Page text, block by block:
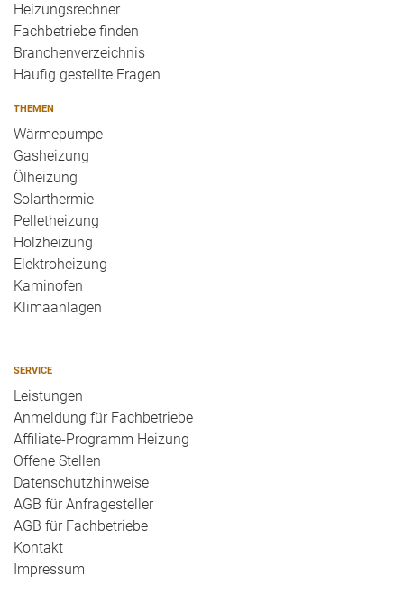
Heizungsrechner
Fachbetriebe finden
Branchenverzeichnis
Häufig gestellte Fragen
THEMEN
Wärmepumpe
Gasheizung
Ölheizung
Solarthermie
Pelletheizung
Holzheizung
Elektroheizung
Kaminofen
Klimaanlagen
SERVICE
Leistungen
Anmeldung für Fachbetriebe
Affiliate-Programm Heizung
Offene Stellen
Datenschutzhinweise
AGB für Anfragesteller
AGB für Fachbetriebe
Kontakt
Impressum